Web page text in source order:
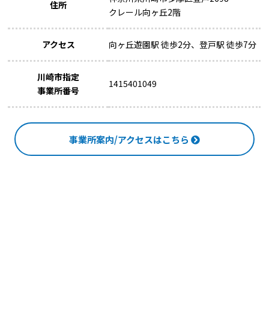
住所
クレール向ヶ丘2階
アクセス 向ヶ丘遊園駅 徒歩2分、登戸駅 徒歩7分
川崎市指定
事業所番号
1415401049
事業所案内/アクセスはこちら